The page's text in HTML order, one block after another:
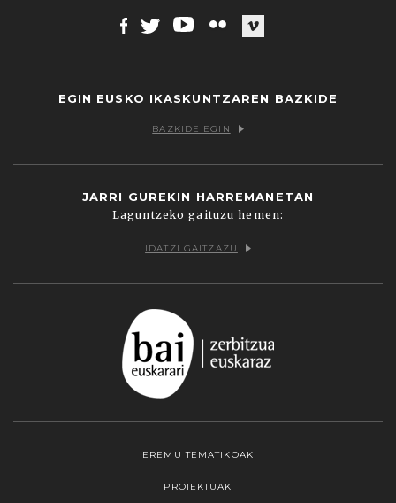
EGIN EUSKO IKASKUNTZAREN BAZKIDE
BAZKIDE EGIN
JARRI GUREKIN HARREMANETAN
Laguntzeko gaituzu hemen:
IDATZI GAITZAZU
EREMU TEMATIKOAK
PROIEKTUAK